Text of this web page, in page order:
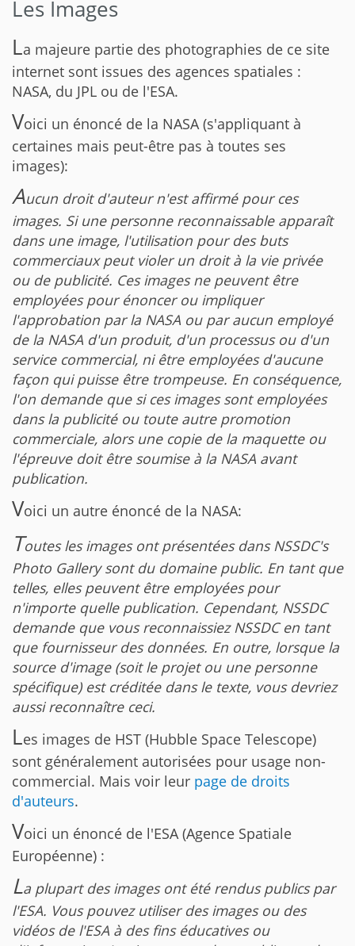
Les Images
La majeure partie des photographies de ce site
internet sont issues des agences spatiales :
NASA, du JPL ou de l'ESA.
Voici un énoncé de la NASA (s'appliquant à
certaines mais peut-être pas à toutes ses
images):
Aucun droit d'auteur n'est affirmé pour ces
images. Si une personne reconnaissable apparaît
dans une image, l'utilisation pour des buts
commerciaux peut violer un droit à la vie privée
ou de publicité. Ces images ne peuvent être
employées pour énoncer ou impliquer
l'approbation par la NASA ou par aucun employé
de la NASA d'un produit, d'un processus ou d'un
service commercial, ni être employées d'aucune
façon qui puisse être trompeuse. En conséquence,
l'on demande que si ces images sont employées
dans la publicité ou toute autre promotion
commerciale, alors une copie de la maquette ou
l'épreuve doit être soumise à la NASA avant
publication.
Voici un autre énoncé de la NASA:
Toutes les images ont présentées dansNSSDC's
Photo Gallerysont du domaine public. En tant que
telles, elles peuvent être employées pour
n'importe quelle publication. Cependant, NSSDC
demande que vous reconnaissiez NSSDC en tant
que fournisseur des données. En outre, lorsque la
source d'image (soit le projet ou une personne
spécifique) est créditée dans le texte, vous devriez
aussi reconnaître ceci.
Les images de HST (Hubble Space Telescope)
sont généralement autorisées pour usage non-
commercial. Mais voir leur page de droits
d'auteurs.
Voici un énoncé de l'ESA (Agence Spatiale
Européenne) :
La plupart des images ont été rendus publics par
l'ESA. Vous pouvez utiliser des images ou des
vidéos de l'ESA à des fins éducatives ou